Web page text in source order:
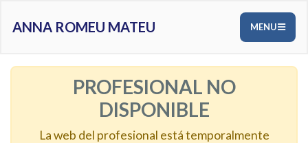
PROFESIONAL NO
DISPONIBLE
La web del profesional está temporalmente
ANNA ROMEU MATEU MENU